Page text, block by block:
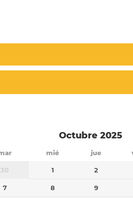
Octubre 2025
mié jue
30 1 2
7 8 9